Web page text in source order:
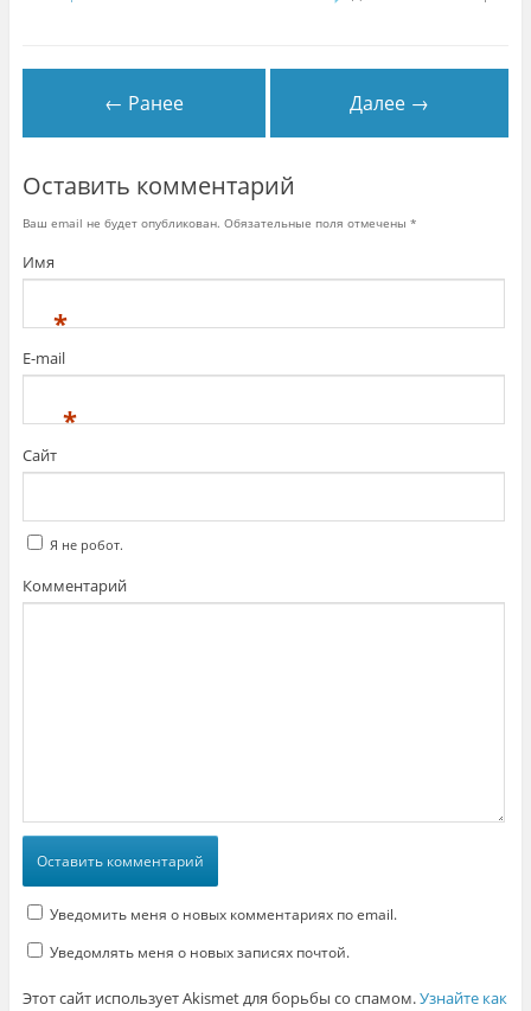
← Ранее Далее →
Оставить комментарий
Ваш email не будет опубликован. Обязательные поля отмечены *
Имя
*
E-mail
*
Сайт
Я не робот.
Комментарий
Уведомить меня о новых комментариях по email.
Уведомлять меня о новых записях почтой.
Этот сайт использует Akismet для борьбы со спамом.Узнайте как